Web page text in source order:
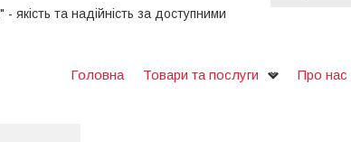
якість та надійність за доступними
Головна Товари та послуги Про нас